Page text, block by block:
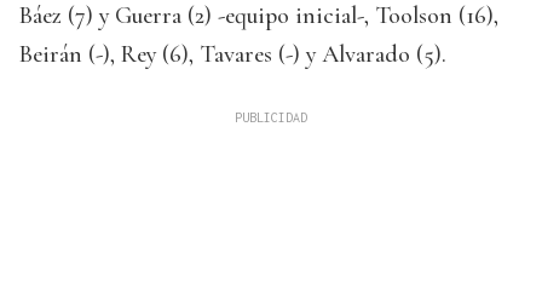
Báez (7) y Guerra (2) -equipo inicial-, Toolson (16),
Beirán (-), Rey (6), Tavares (-) y Alvarado (5).